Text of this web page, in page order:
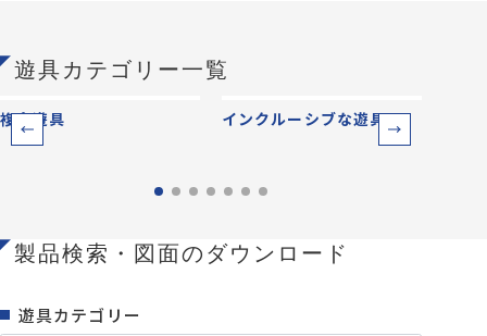
遊具カテゴリー一覧
複合遊具 インクルーシブな遊具
製品検索・図面のダウンロード
遊具カテゴリー